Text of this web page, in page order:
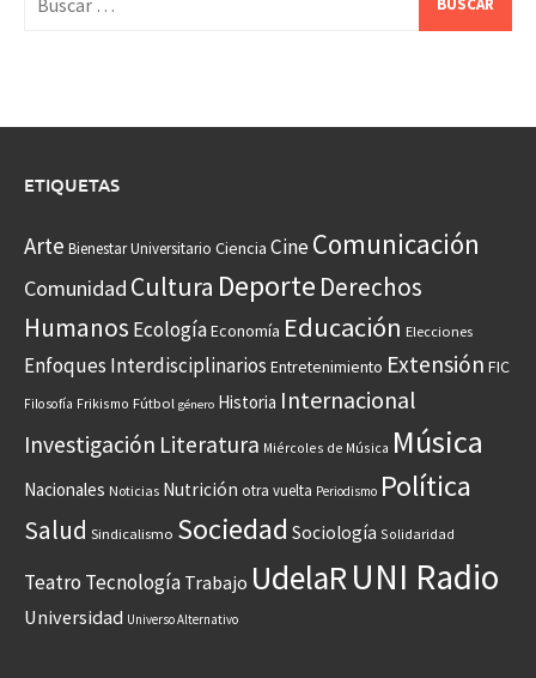
ETIQUETAS
Arte Bienestar Universitario Ciencia CineComunicación
Comunidad Cultura Deporte Derechos
Humanos EcologíaEconomía Educación Elecciones
Enfoques Interdisciplinarios Entretenimiento Extensión FIC
Filosofía Frikismo Fútbol género Historia Internacional
Investigación Literatura Miércoles de Música Música
Nacionales Noticias Nutrición otra vuelta Periodismo Política
Salud Sindicalismo Sociedad Sociología Solidaridad
Teatro Tecnología Trabajo UdelaRUNI Radio
Universidad Universo Alternativo